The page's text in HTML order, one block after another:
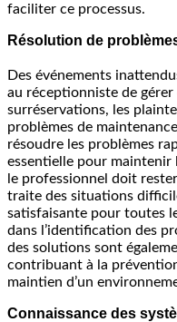
faciliter ce processus.
Résolution de
Des événements
au réceptionniste de
surréservations, les
problèmes de
résoudre les problèmes
essentielle pour maintenir
le professionnel doit
traite des situations
satisfaisante pour toutes
dans l’identification des
des solutions sont
contribuant à la
maintien d’un
Connaissance des